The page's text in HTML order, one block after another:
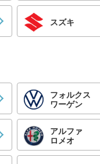
スズキ
フォルクス
ワーゲン
アルファ
ロメオ